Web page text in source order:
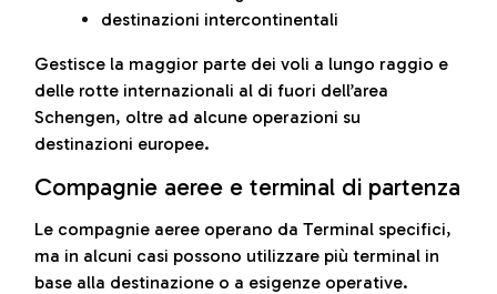
destinazioni intercontinentali
Gestisce la maggior parte dei voli a lungo raggio e
delle rotte internazionali al di fuori dell’area
Schengen, oltre ad alcune operazioni su
destinazioni europee.
Compagnie aeree e terminal di partenza
Le compagnie aeree operano da Terminal specifici,
ma in alcuni casi possono utilizzare più terminal in
base alla destinazione o a esigenze operative.